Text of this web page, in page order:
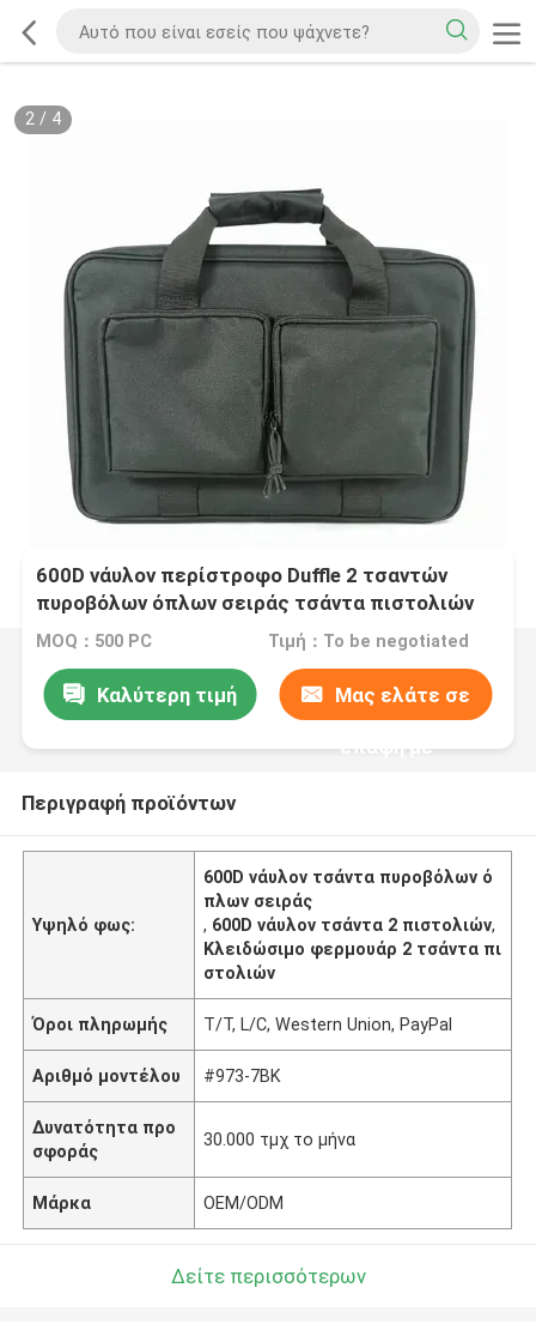
2/ 4
600D νάυλον περίστροφο Duffle 2 τσαντών
πυροβόλων όπλων σειράς τσάντα πιστολιών
με το κλειδώσιμο φερμουάρ
MOQ：500 PC Τιμή：To be negotiated
Καλύτερη τιμή Μας ελάτε σε
επαφή με
Περιγραφή προϊόντων
Υψηλό φως:
600D νάυλον τσάντα πυροβόλων ό
πλων σειράς
, 600D νάυλον τσάντα 2 πιστολιών,
Κλειδώσιμο φερμουάρ 2 τσάντα πι
στολιών
Όροι πληρωμής T/T, L/C, Western Union, PayPal
Αριθμό μοντέλου #973-7BK
Δυνατότητα προ
σφοράς
30.000 τμχ το μήνα
Μάρκα OEM/ODM
Δείτε περισσότερων